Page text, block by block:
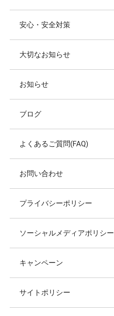
安心・安全対策
大切なお知らせ
お知らせ
ブログ
よくあるご質問(FAQ)
お問い合わせ
プライバシーポリシー
ソーシャルメディアポリシー
キャンペーン
サイトポリシー